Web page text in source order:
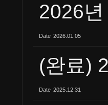
2026
Date 2026.01.05
(완료)
Date 2025.12.31